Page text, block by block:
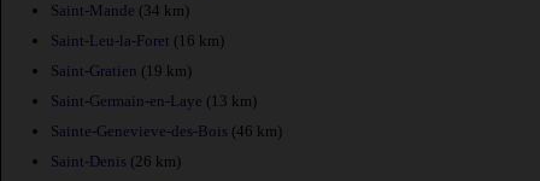
Saint-Mande (34 km)
Saint-Leu-la-Foret (16 km)
Saint-Gratien (19 km)
Saint-Germain-en-Laye (13 km)
Sainte-Genevieve-des-Bois (46 km)
Saint-Denis (26 km)